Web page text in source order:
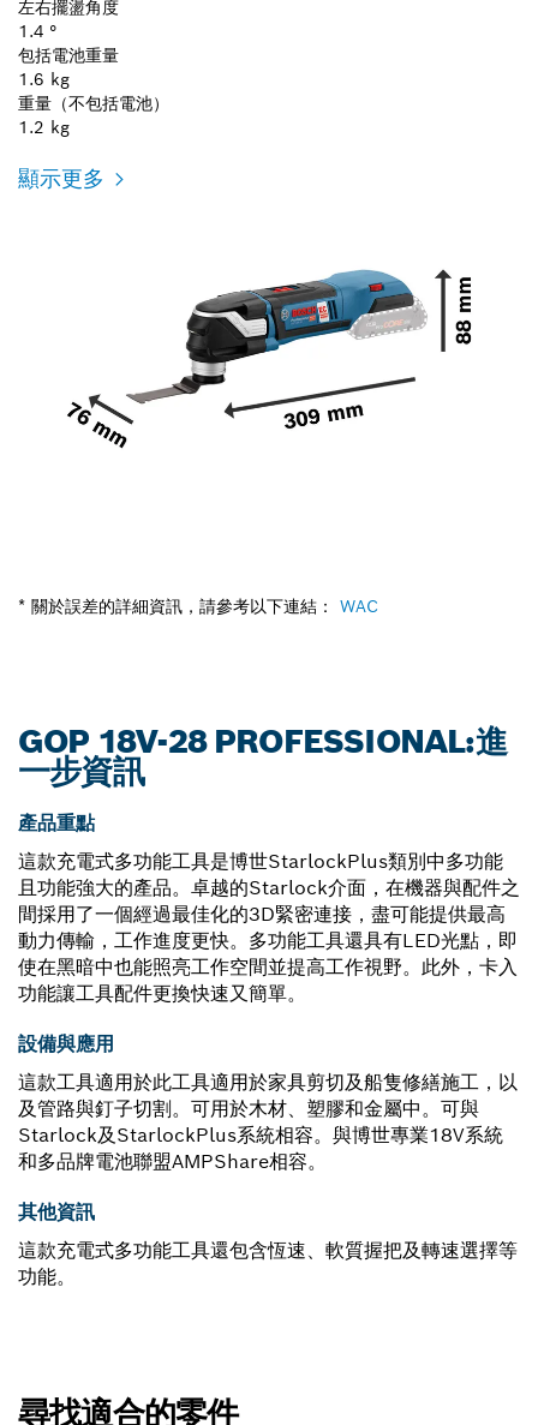
左右擺盪角度
1.4 °
包括電池重量
1.6 kg
重量（不包括電池）
1.2 kg
顯示更多
* 關於誤差的詳細資訊，請參考以下連結： WAC
GOP 18V-28 PROFESSIONAL:進
一步資訊
產品重點
這款充電式多功能工具是博世StarlockPlus類別中多功能
且功能強大的產品。卓越的Starlock介面，在機器與配件之
間採用了一個經過最佳化的3D緊密連接，盡可能提供最高
動力傳輸，工作進度更快。多功能工具還具有LED光點，即
使在黑暗中也能照亮工作空間並提高工作視野。此外，卡入
功能讓工具配件更換快速又簡單。
設備與應用
這款工具適用於此工具適用於家具剪切及船隻修繕施工，以
及管路與釘子切割。可用於木材、塑膠和金屬中。可與
Starlock及StarlockPlus系統相容。與博世專業18V系統
和多品牌電池聯盟AMPShare相容。
其他資訊
這款充電式多功能工具還包含恆速、軟質握把及轉速選擇等
功能。
尋找適合的零件